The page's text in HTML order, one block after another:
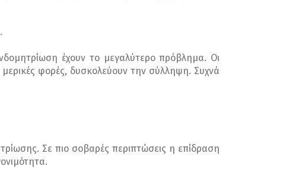
έχουν το μεγαλύτερο πρόβλημα. Οι
μερικές φορές, δυσκολεύουν την σύλληψη. Συχνά
Σε πιο σοβαρές περιπτώσεις η επίδραση